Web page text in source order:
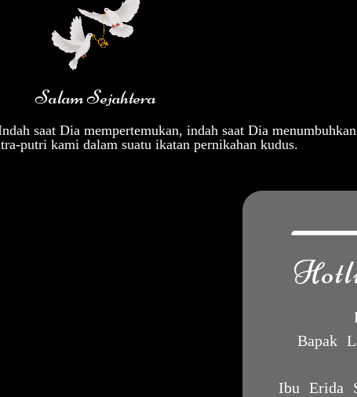
Salam Sejahtera
saat Dia mempertemukan, indah saat Dia
putri kami dalam suatu ikatan pernikahan kudus.
Bapak
Ibu Erida